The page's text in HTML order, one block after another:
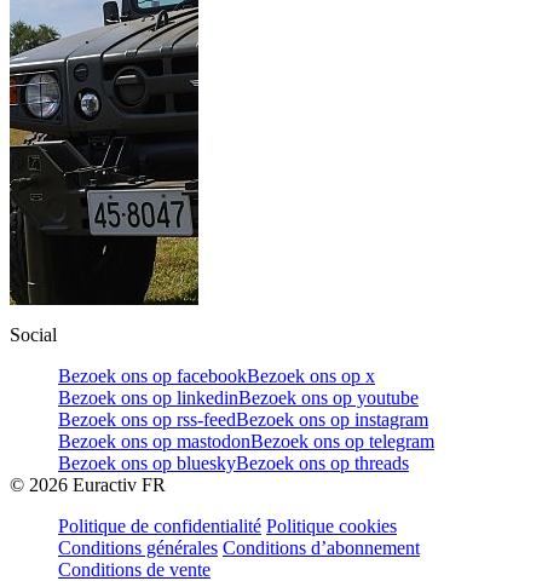
Social
Bezoek ons op facebookBezoek ons op x
Bezoek ons op linkedinBezoek ons op youtube
Bezoek ons op rss-feedBezoek ons op instagram
Bezoek ons op mastodonBezoek ons op telegram
Bezoek ons op blueskyBezoek ons op threads
© 2026 Euractiv FR
Politique de confidentialité Politique cookies
Conditions générales Conditions d’abonnement
Conditions de vente